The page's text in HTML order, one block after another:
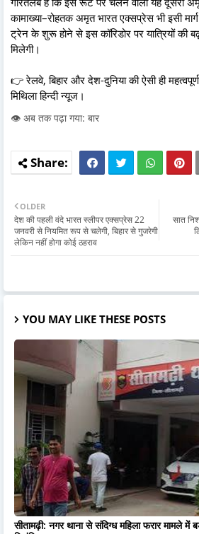
कामाख्या–रोहतक अमृत भारत एक्सप्रेस भी इसी
ट्रेन के शुरू होने से इस कॉरिडोर पर यात्रियों की
मिलेगी।
👉 रेलवे, बिहार और देश-दुनिया की ऐसी ही
मिथिला हिन्दी न्यूज।
👁️ अब तक पढ़ा गया: बार
सात
OLDER
देश की पहली वंदे भारत स्लीपर एक्सप्रेस 22
जनवरी से नियमित रूप से चलेगी, बिहार से गुजरेगी
लेकिन नहीं होगा कोई ठहराव
YOU MAY LIKE THESE POSTS
सीतामढ़ी: नगर थाना से संदिग्ध महिला फरार मामले में